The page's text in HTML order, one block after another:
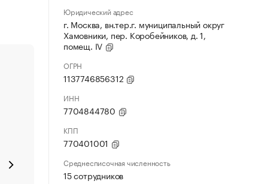
Юридический адрес
г. Москва, вн.тер.г. муниципальный округ
Хамовники, пер. Коробейников, д. 1,
помещ. IV
ОГРН
1137746856312
ИНН
7704844780
КПП
770401001
Среднесписочная численность
15 сотрудников